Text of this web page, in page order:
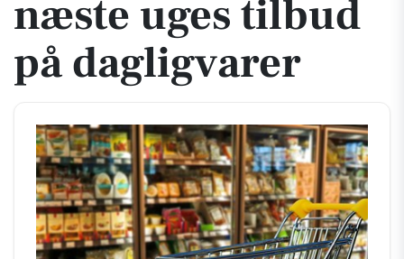
næste uges tilbud
på dagligvarer